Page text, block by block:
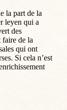
la part de la
leyen qui a
des
faire de la
qui ont
Si cela n’est